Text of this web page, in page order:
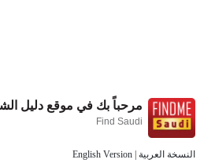
النسخة العربية English Version
مرحباً بك في موقع دليل
Find Saudi